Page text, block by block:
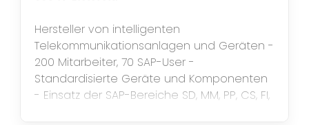
Hersteller von intelligenten
Telekommunikationsanlagen und Geräten -
200 Mitarbeiter, 70 SAP-User -
Standardisierte Geräte und Komponenten
- Einsatz der SAP-Bereiche SD, MM, PP, CS, FI,